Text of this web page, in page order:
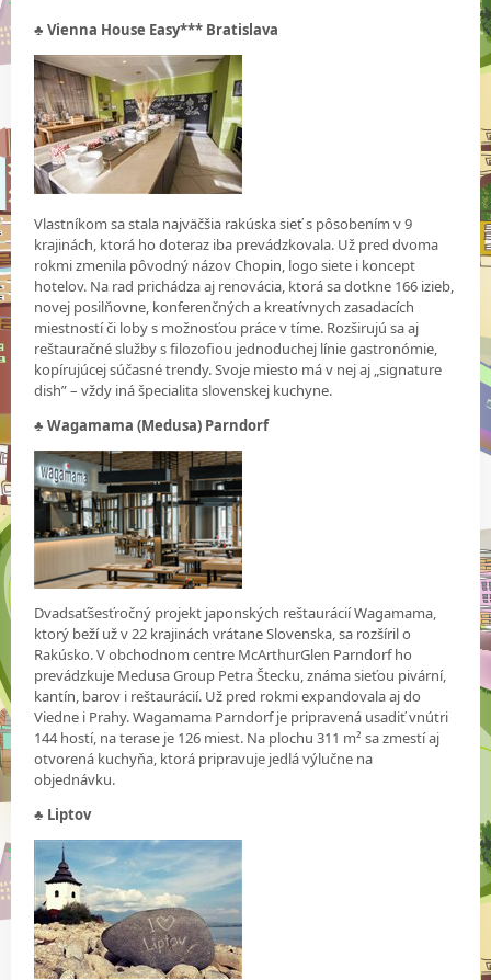
♣Vienna House Easy*** Bratislava
Vlastníkom sa stala najväčšia rakúska sieť s pôsobením v 9
krajinách, ktorá ho doteraz iba prevádzkovala. Už pred dvoma
rokmi zmenila pôvodný názov Chopin, logo siete i koncept
hotelov. Na rad prichádza aj renovácia, ktorá sa dotkne 166 izieb,
novej posilňovne, konferenčných a kreatívnych zasadacích
miestností či loby s možnosťou práce v tíme. Rozširujú sa aj
reštauračné služby s filozofiou jednoduchej línie gastronómie,
kopírujúcej súčasné trendy. Svoje miesto má v nej aj „signature
dish” – vždy iná špecialita slovenskej kuchyne.
♣Wagamama (Medusa) Parndorf
Dvadsaťšesťročný projekt japonských reštaurácií Wagamama,
ktorý beží už v 22 krajinách vrátane Slovenska, sa rozšíril o
Rakúsko. V obchodnom centre McArthurGlen Parndorf ho
prevádzkuje Medusa Group Petra Štecku, známa sieťou pivární,
kantín, barov i reštaurácií. Už pred rokmi expandovala aj do
Viedne i Prahy. Wagamama Parndorf je pripravená usadiť vnútri
144 hostí, na terase je 126 miest. Na plochu 311 m² sa zmestí aj
otvorená kuchyňa, ktorá pripravuje jedlá výlučne na
objednávku.
♣ Liptov